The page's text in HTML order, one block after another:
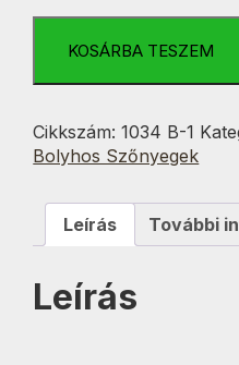
Bézs
70x150
cm
mennyiség
KOSÁRBA TESZEM
Cikkszám:1034 B-1
Bolyhos Szőnyegek
Leírás További
Leírás